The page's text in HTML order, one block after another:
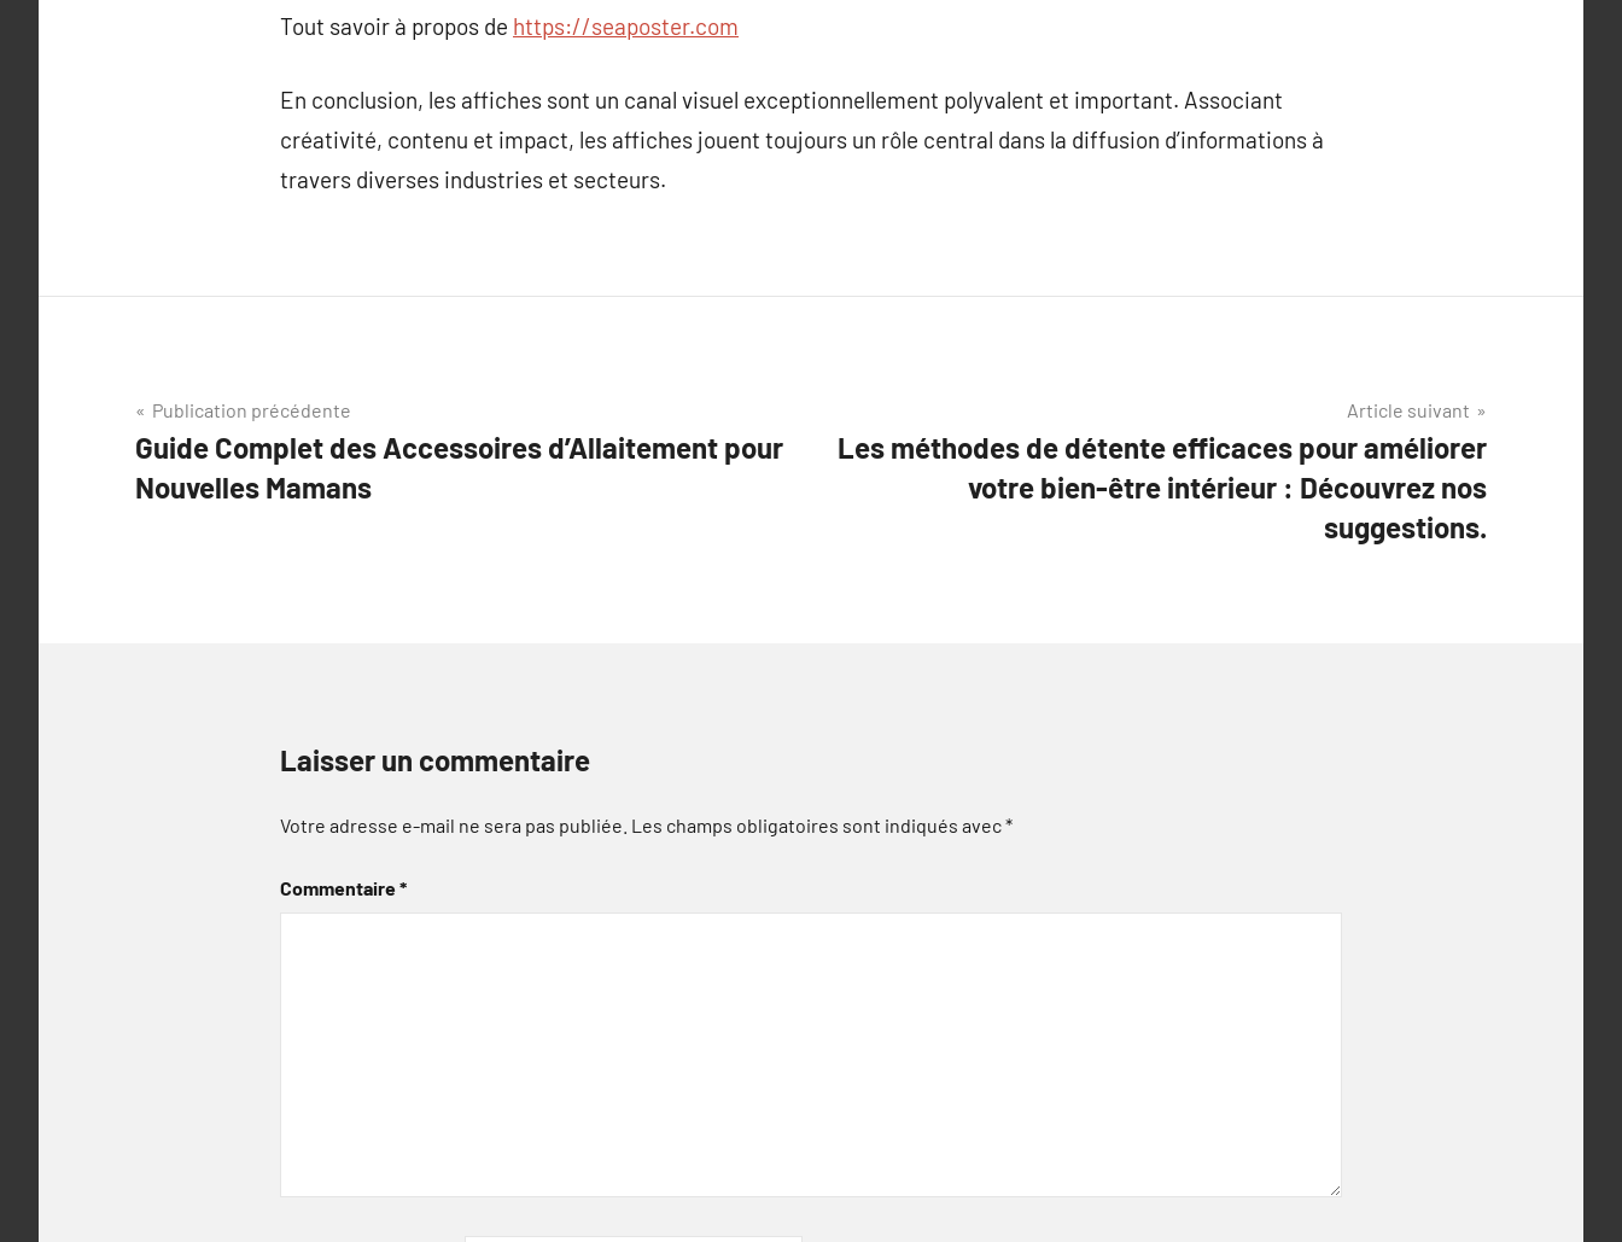
Tout savoir à propos de https://seaposter.com
En conclusion, les affiches sont un canal visuel exceptionnellement polyvalent et important. Associant
créativité, contenu et impact, les affiches jouent toujours un rôle central dans la diffusion d’informations à
travers diverses industries et secteurs.
Navigation
de
l’article
Publication précédente
Guide Complet des Accessoires d’Allaitement pour
Nouvelles Mamans
Article suivant
Les méthodes de détente efficaces pour améliorer
votre bien-être intérieur : Découvrez nos
suggestions.
Laisser un commentaire
Votre adresse e-mail ne sera pas publiée. Les champs obligatoires sont indiqués avec*
Commentaire*